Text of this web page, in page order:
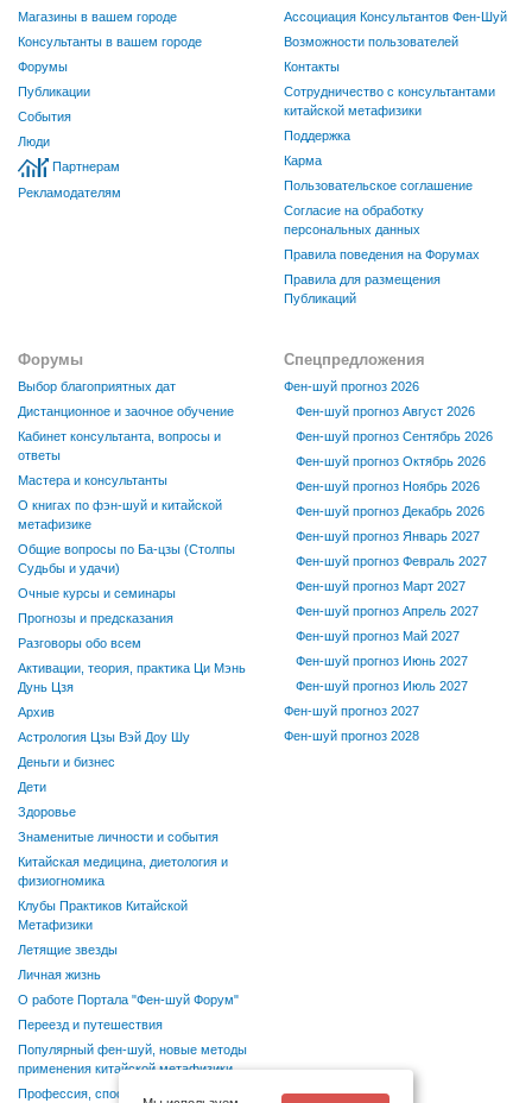
Магазины в вашем городе
Консультанты в вашем городе
Форумы
Публикации
События
Люди
Партнерам
Рекламодателям
Ассоциация Консультантов Фен-Шуй
Возможности пользователей
Контакты
Сотрудничество с консультантами
китайской метафизики
Поддержка
Карма
Пользовательское соглашение
Согласие на обработку
персональных данных
Правила поведения на Форумах
Правила для размещения
Публикаций
Форумы
Выбор благоприятных дат
Дистанционное и заочное обучение
Кабинет консультанта, вопросы и
ответы
Мастера и консультанты
О книгах по фэн-шуй и китайской
метафизике
Общие вопросы по Ба-цзы (Столпы
Судьбы и удачи)
Очные курсы и семинары
Прогнозы и предсказания
Разговоры обо всем
Активации, теория, практика Ци Мэнь
Дунь Цзя
Архив
Астрология Цзы Вэй Доу Шу
Деньги и бизнес
Дети
Здоровье
Знаменитые личности и события
Китайская медицина, диетология и
физиогномика
Клубы Практиков Китайской
Метафизики
Летящие звезды
Личная жизнь
О работе Портала "Фен-шуй Форум"
Переезд и путешествия
Популярный фен-шуй, новые методы
применения китайской метафизики
Профессия, способности, хобби
Спецпредложения
Фен-шуй прогноз 2026
Фен-шуй прогноз Август 2026
Фен-шуй прогноз Сентябрь 2026
Фен-шуй прогноз Октябрь 2026
Фен-шуй прогноз Ноябрь 2026
Фен-шуй прогноз Декабрь 2026
Фен-шуй прогноз Январь 2027
Фен-шуй прогноз Февраль 2027
Фен-шуй прогноз Март 2027
Фен-шуй прогноз Апрель 2027
Фен-шуй прогноз Май 2027
Фен-шуй прогноз Июнь 2027
Фен-шуй прогноз Июль 2027
Фен-шуй прогноз 2027
Фен-шуй прогноз 2028